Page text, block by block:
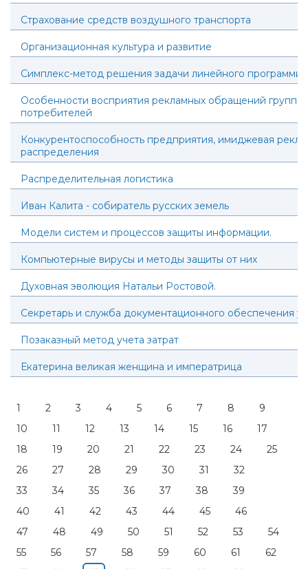
Страхование средств воздушного транспорта
Организационная культура и развитие
Симплекс-метод решения задачи линейного
Особенности восприятия рекламных обращений
потребителей
Конкурентоспособность предприятия, имиджевая
распределения
Распределительная логистика
Иван Калита - собиратель русских земель
Модели систем и процессов защиты информации.
Компьютерные вирусы и методы защиты от них
Духовная эволюция Натальи Ростовой.
Секретарь и служба документационного обеспечения
Позаказный метод учета затрат
Екатерина великая женщина и императрица
1 2 3 4 5 6 7 8
9
10
11 12 13 14 15 16
17
18
19 20 21 22 23 24
25
26
27 28 29 30 31
32
33
34 35 36 37 38
39
40
41 42 43 44 45
46
47
48 49 50 51 52 53
54
55
56 57 58 59 60 61
62